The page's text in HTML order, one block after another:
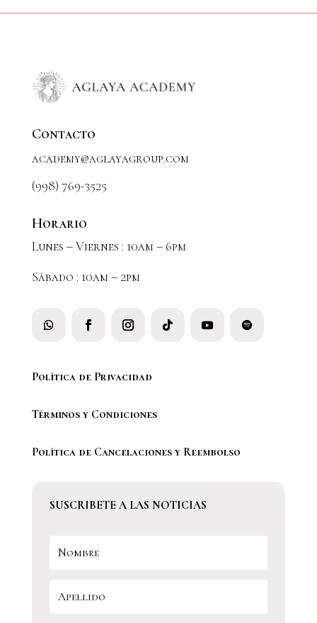
Contacto
academy@aglayagroup.com
(998) 769-3525
Horario
Lunes – Viernes : 10am – 6pm
Sábado : 10am – 2pm
Política de Privacidad
Términos y Condiciones
Política de Cancelaciones y Reembolso
SUSCRIBETE A LAS NOTICIAS